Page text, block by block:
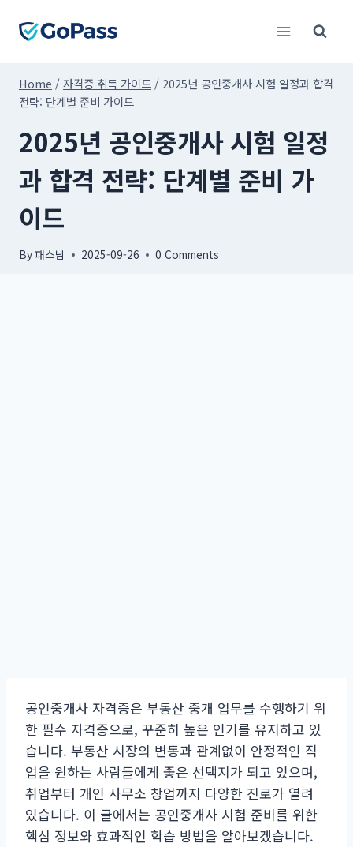
Home /자격증 취득 가이드/ 2025년 공인중개사 시험 일정과 합격
전략: 단계별 준비 가이드
2025년 공인중개사 시험 일정
과 합격 전략: 단계별 준비 가
이드
By패스남 2025-09-26 0 Comments
공인중개사 자격증은 부동산 중개 업무를 수행하기 위
한 필수 자격증으로, 꾸준히 높은 인기를 유지하고 있
습니다. 부동산 시장의 변동과 관계없이 안정적인 직
업을 원하는 사람들에게 좋은 선택지가 되고 있으며,
취업부터 개인 사무소 창업까지 다양한 진로가 열려
있습니다. 이 글에서는 공인중개사 시험 준비를 위한
핵심 정보와 효과적인 학습 방법을 알아보겠습니다.